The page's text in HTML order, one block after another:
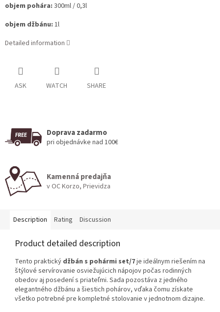
objem pohára: 300ml / 0,3l
objem džbánu: 1l
Detailed information
ASK WATCH SHARE
Doprava zadarmo
pri objednávke nad 100€
Kamenná predajňa
v OC Korzo, Prievidza
Description Rating Discussion
Product detailed description
Tento praktický džbán s pohármi set/7je ideálnym riešením na
štýlové servírovanie osviežujúcich nápojov počas rodinných
obedov aj posedení s priateľmi. Sada pozostáva z jedného
elegantného džbánu a šiestich pohárov, vďaka čomu získate
všetko potrebné pre kompletné stolovanie v jednotnom dizajne.